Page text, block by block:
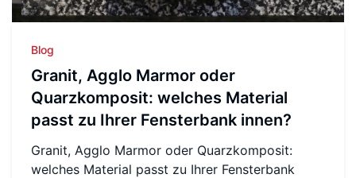
Blog
Granit, Agglo Marmor oder
Quarzkomposit: welches Material
passt zu Ihrer Fensterbank innen?
Granit, Agglo Marmor oder Quarzkomposit:
welches Material passt zu Ihrer Fensterbank